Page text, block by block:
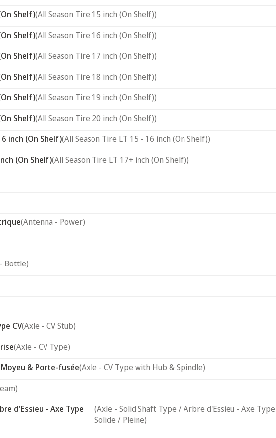
Shelf)(All Season Tire 15 inch (On Shelf))
Shelf)(All Season Tire 16 inch (On Shelf))
Shelf)(All Season Tire 17 inch (On Shelf))
Shelf)(All Season Tire 18 inch (On Shelf))
Shelf)(All Season Tire 19 inch (On Shelf))
Shelf)(All Season Tire 20 inch (On Shelf))
inch (On Shelf)(All Season Tire LT 15 - 16 inch (On Shelf))
(On Shelf)(All Season Tire LT 17+ inch (On Shelf))
(Antenna - Power)
Bottle)
CV(Axle - CV Stub)
(Axle - CV Type)
Moyeu & Porte-fusée(Axle - CV Type with Hub & Spindle)
d'Essieu - Axe Type
(Axle - Solid Shaft Type / Arbre d'Essieu - Axe Type
Solide / Pleine)